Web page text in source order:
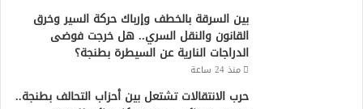
بين السرقة بالخطف وإرباك حركة السير وخرق
القانون والنقل السري.. هل خرجت فوضى
الدراجات النارية عن السيطرة بطنجة؟
منذ 24 ساعة
حرب الانتقالات تشتعل بين أحزاب التحالف بطنجة..